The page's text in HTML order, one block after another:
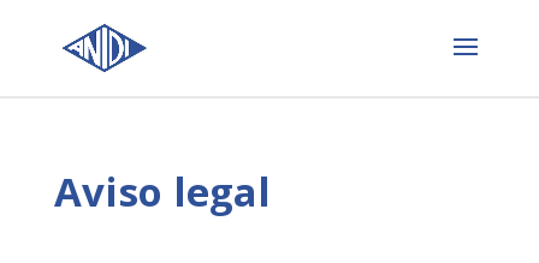
Aviso legal